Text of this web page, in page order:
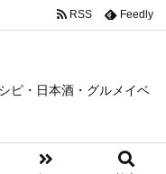
ピ・日本酒・グルメイベ
RSS Feedly